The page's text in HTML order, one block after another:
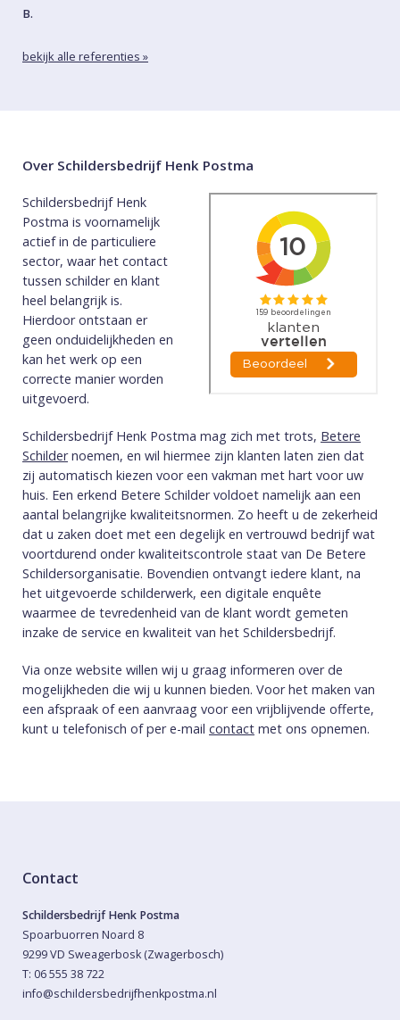
B.
bekijk alle referenties »
Over Schildersbedrijf Henk Postma
Schildersbedrijf Henk
Postma is voornamelijk
actief in de particuliere
sector, waar het contact
tussen schilder en klant
heel belangrijk is.
Hierdoor ontstaan er
geen onduidelijkheden en
kan het werk op een
correcte manier worden
uitgevoerd.
Schildersbedrijf Henk Postma mag zich met trots, Betere
Schildernoemen, en wil hiermee zijn klanten laten zien dat
zij automatisch kiezen voor een vakman met hart voor uw
huis. Een erkend Betere Schilder voldoet namelijk aan een
aantal belangrijke kwaliteitsnormen. Zo heeft u de zekerheid
dat u zaken doet met een degelijk en vertrouwd bedrijf wat
voortdurend onder kwaliteitscontrole staat van De Betere
Schildersorganisatie. Bovendien ontvangt iedere klant, na
het uitgevoerde schilderwerk, een digitale enquête
waarmee de tevredenheid van de klant wordt gemeten
inzake de service en kwaliteit van het Schildersbedrijf.
Via onze website willen wij u graag informeren over de
mogelijkheden die wij u kunnen bieden. Voor het maken van
een afspraak of een aanvraag voor een vrijblijvende offerte,
kunt u telefonisch of per e-mail contact met ons opnemen.
Contact
Schildersbedrijf Henk Postma
Spoarbuorren Noard 8
9299 VD Sweagerbosk (Zwagerbosch)
T: 06 555 38 722
info@schildersbedrijfhenkpostma.nl